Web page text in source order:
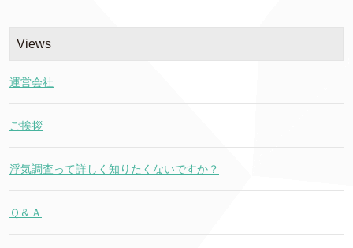
Views
運営会社
ご挨拶
浮気調査って詳しく知りたくないですか？
Ｑ＆Ａ